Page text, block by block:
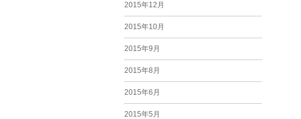
2015年12月
2015年10月
2015年9月
2015年8月
2015年6月
2015年5月